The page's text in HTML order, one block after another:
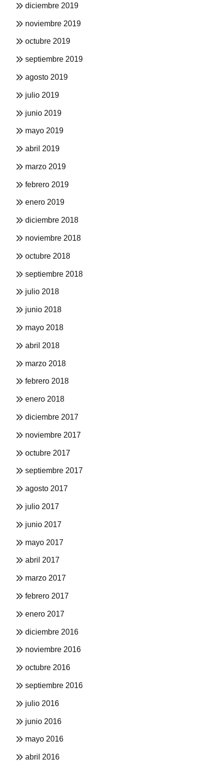
diciembre 2019
noviembre 2019
octubre 2019
septiembre 2019
agosto 2019
julio 2019
junio 2019
mayo 2019
abril 2019
marzo 2019
febrero 2019
enero 2019
diciembre 2018
noviembre 2018
octubre 2018
septiembre 2018
julio 2018
junio 2018
mayo 2018
abril 2018
marzo 2018
febrero 2018
enero 2018
diciembre 2017
noviembre 2017
octubre 2017
septiembre 2017
agosto 2017
julio 2017
junio 2017
mayo 2017
abril 2017
marzo 2017
febrero 2017
enero 2017
diciembre 2016
noviembre 2016
octubre 2016
septiembre 2016
julio 2016
junio 2016
mayo 2016
abril 2016